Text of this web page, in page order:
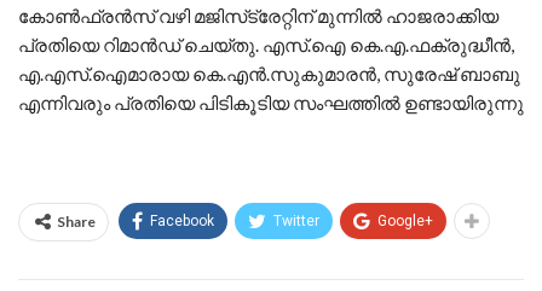
കോണ്‍ഫ്രന്‍സ് വഴി മജിസ്‌ട്രേറ്റിന് മുന്നില്‍ ഹാജരാക്കിയ
പ്രതിയെ റിമാന്‍ഡ് ചെയ്തു. എസ്.ഐ കെ.എ.ഫക്രുദ്ധീന്‍,
എ.എസ്.ഐമാരായ കെ.എന്‍.സുകുമാരന്‍, സുരേഷ് ബാബു
എന്നിവരും പ്രതിയെ പിടികൂടിയ സംഘത്തില്‍ ഉണ്ടായിരുന്നു
Share Facebook Twitter Google+